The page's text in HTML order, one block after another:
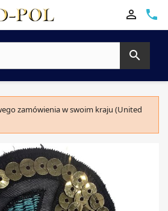
phone


zamówienia w swoim kraju (United